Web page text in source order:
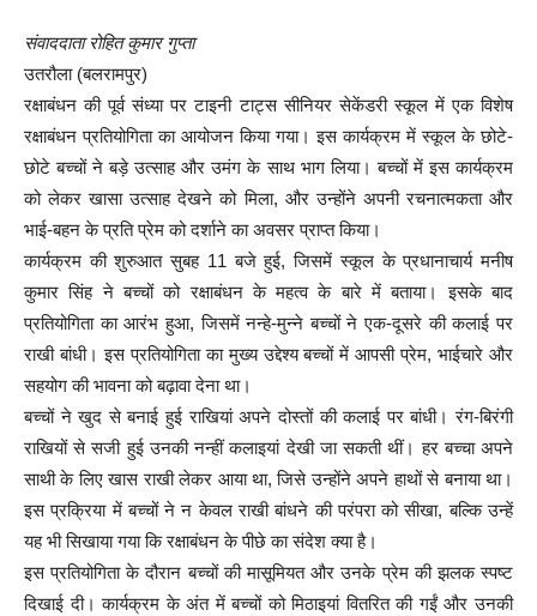
संवाददाता रोहित कुमार गुप्ता
उतरौला (बलरामपुर)
रक्षाबंधन की पूर्व संध्या पर टाइनी टाट्स सीनियर सेकेंडरी स्कूल में एक विशेष
रक्षाबंधन प्रतियोगिता का आयोजन किया गया। इस कार्यक्रम में स्कूल के छोटे-
छोटे बच्चों ने बड़े उत्साह और उमंग के साथ भाग लिया। बच्चों में इस कार्यक्रम
को लेकर खासा उत्साह देखने को मिला, और उन्होंने अपनी रचनात्मकता और
भाई-बहन के प्रति प्रेम को दर्शाने का अवसर प्राप्त किया।
कार्यक्रम की शुरुआत सुबह 11 बजे हुई, जिसमें स्कूल के प्रधानाचार्य मनीष
कुमार सिंह ने बच्चों को रक्षाबंधन के महत्व के बारे में बताया। इसके बाद
प्रतियोगिता का आरंभ हुआ, जिसमें नन्हे-मुन्ने बच्चों ने एक-दूसरे की कलाई पर
राखी बांधी। इस प्रतियोगिता का मुख्य उद्देश्य बच्चों में आपसी प्रेम, भाईचारे और
सहयोग की भावना को बढ़ावा देना था।
बच्चों ने खुद से बनाई हुई राखियां अपने दोस्तों की कलाई पर बांधी। रंग-बिरंगी
राखियों से सजी हुई उनकी नन्हीं कलाइयां देखी जा सकती थीं। हर बच्चा अपने
साथी के लिए खास राखी लेकर आया था, जिसे उन्होंने अपने हाथों से बनाया था।
इस प्रक्रिया में बच्चों ने न केवल राखी बांधने की परंपरा को सीखा, बल्कि उन्हें
यह भी सिखाया गया कि रक्षाबंधन के पीछे का संदेश क्या है।
इस प्रतियोगिता के दौरान बच्चों की मासूमियत और उनके प्रेम की झलक स्पष्ट
दिखाई दी। कार्यक्रम के अंत में बच्चों को मिठाइयां वितरित की गईं और उनकी